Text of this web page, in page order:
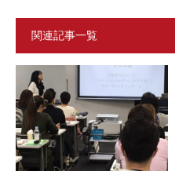
関連記事一覧